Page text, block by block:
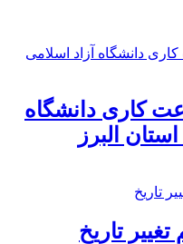
کاری دانشگاه
البرز
تغییر تاریخ